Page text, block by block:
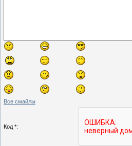
Все смайлы
Код *: